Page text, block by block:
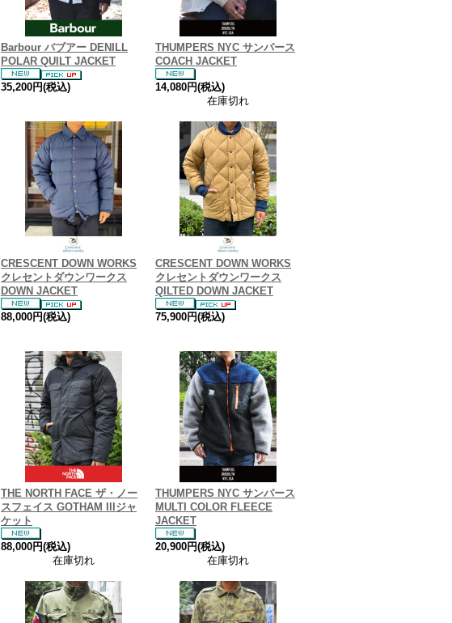
Barbour バブアー DENILL
POLAR QUILT JACKET
35,200円(税込)
THUMPERS NYC サンパース
COACH JACKET
14,080円(税込)
在庫切れ
CRESCENT DOWN WORKS
クレセントダウンワークス
DOWN JACKET
88,000円(税込)
CRESCENT DOWN WORKS
クレセントダウンワークス
QILTED DOWN JACKET
75,900円(税込)
THE NORTH FACE ザ・ノー
スフェイス GOTHAM IIIジャ
ケット
88,000円(税込)
在庫切れ
THUMPERS NYC サンパース
MULTI COLOR FLEECE
JACKET
20,900円(税込)
在庫切れ